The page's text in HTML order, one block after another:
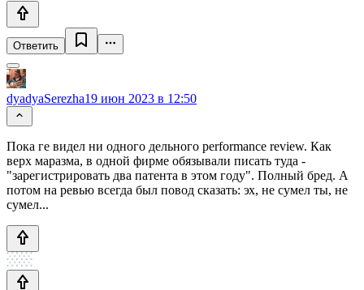
Ответить
dyadyaSerezha19 июн 2023 в 12:50
Пока ге видел ни одного дельного performance review. Как
верх маразма, в одной фирме обязывали писать туда -
"зарегистрировать два патента в этом году". Полный бред. А
потом на ревью всегда был повод сказать: эх, не сумел ты, не
сумел...